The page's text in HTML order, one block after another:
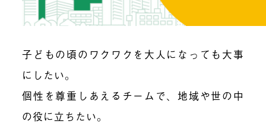
子どもの頃のワクワクを大人になっても大事
にしたい。
個性を尊重しあえるチームで、地域や世の中
の役に立ちたい。